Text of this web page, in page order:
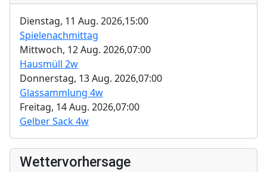
Dienstag, 11 Aug. 2026,15:00
Spielenachmittag
Mittwoch, 12 Aug. 2026,07:00
Hausmüll 2w
Donnerstag, 13 Aug. 2026,07:00
Glassammlung 4w
Freitag, 14 Aug. 2026,07:00
Gelber Sack 4w
Wettervorhersage